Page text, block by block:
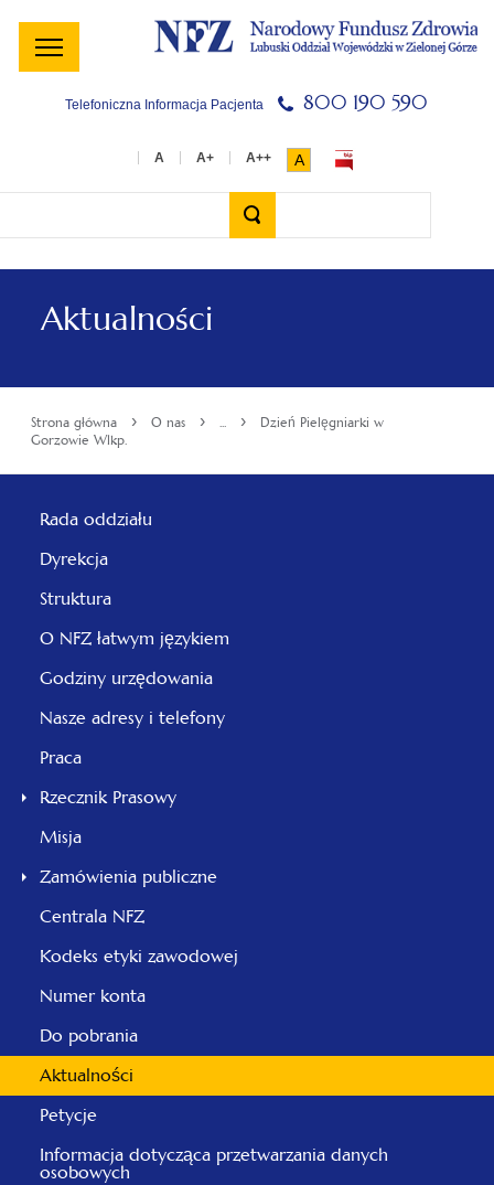
Menu
główne
Menu
lewe
Treść
główna
Szukaj
w
serwisie
Stopka
Telefoniczna Informacja Pacjenta 800 190 590
A
Aktualności
Strona główna › O nas › ... ›
Dzień Pielęgniarki w
Gorzowie Wlkp.
Rada oddziału
Dyrekcja
Struktura
O NFZ łatwym językiem
Godziny urzędowania
Nasze adresy i telefony
Praca
Rzecznik Prasowy
Misja
Zamówienia publiczne
Centrala NFZ
Kodeks etyki zawodowej
Numer konta
Do pobrania
Aktualności
Petycje
Informacja dotycząca przetwarzania danych
osobowych